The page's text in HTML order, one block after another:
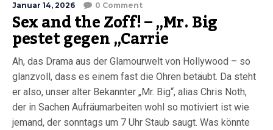
Januar 14, 2026 0 Comment
Sex and the Zoff! – „Mr. Big
pestet gegen „Carrie
Ah, das Drama aus der Glamourwelt von Hollywood – so
glanzvoll, dass es einem fast die Ohren betäubt. Da steht
er also, unser alter Bekannter „Mr. Big“, alias Chris Noth,
der in Sachen Aufräumarbeiten wohl so motiviert ist wie
jemand, der sonntags um 7 Uhr Staub saugt. Was könnte